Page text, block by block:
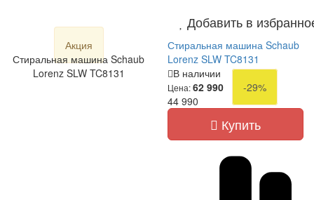
Добавить в
Акция
Стиральная машина Schaub
Lorenz SLW TC8131
Стиральная машина Schaub
Lorenz SLW TC8131
В наличии
Цена:62 990
-29%
44 990
Купить